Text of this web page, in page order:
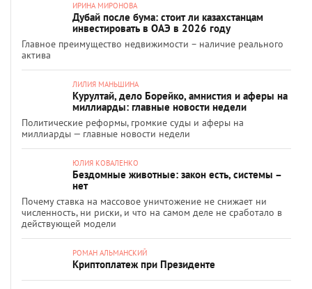
ИРИНА МИРОНОВА
Дубай после бума: стоит ли казахстанцам
инвестировать в ОАЭ в 2026 году
Главное преимущество недвижимости – наличие реального
актива
ЛИЛИЯ МАНЬШИНА
Курултай, дело Борейко, амнистия и аферы на
миллиарды: главные новости недели
Политические реформы, громкие суды и аферы на
миллиарды — главные новости недели
ЮЛИЯ КОВАЛЕНКО
Бездомные животные: закон есть, системы –
нет
Почему ставка на массовое уничтожение не снижает ни
численность, ни риски, и что на самом деле не сработало в
действующей модели
РОМАН АЛЬМАНСКИЙ
Криптоплатеж при Президенте